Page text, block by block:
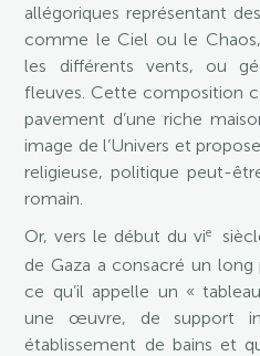
allégoriques représentant
comme le Ciel ou le
les différents vents, ou
fleuves. Cette composition
pavement d’une riche
image de l’Univers et
religieuse, politique peut-
romain.
Or, vers le début du vie
de Gaza a consacré un
ce qu’il appelle un «
une œuvre, de support
établissement de bains et